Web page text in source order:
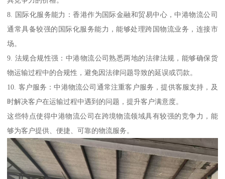
8. 国际化服务能力：香港作为国际金融和贸易中心，中港物流公司
通常具备较强的国际化服务能力，能够处理跨国物流业务，连接市
场。
9. 法规合规性强：中港物流公司熟悉两地的法律法规，能够确保货
物运输过程中的合规性，避免因法律问题导致的延误或罚款。
10. 客户服务：中港物流公司通常注重客户服务，提供客服支持，及
时解决客户在运输过程中遇到的问题，提升客户满意度。
这些特点使得中港物流公司在跨境物流领域具有较强的竞争力，能
够为客户提供、便捷、可靠的物流服务。